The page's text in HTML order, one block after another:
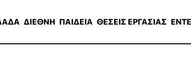
ΔΙΕΘΝΗ ΠΑΙΔΕΙΑ ΘΕΣΕΙΣ ΕΡΓΑΣΙΑΣ